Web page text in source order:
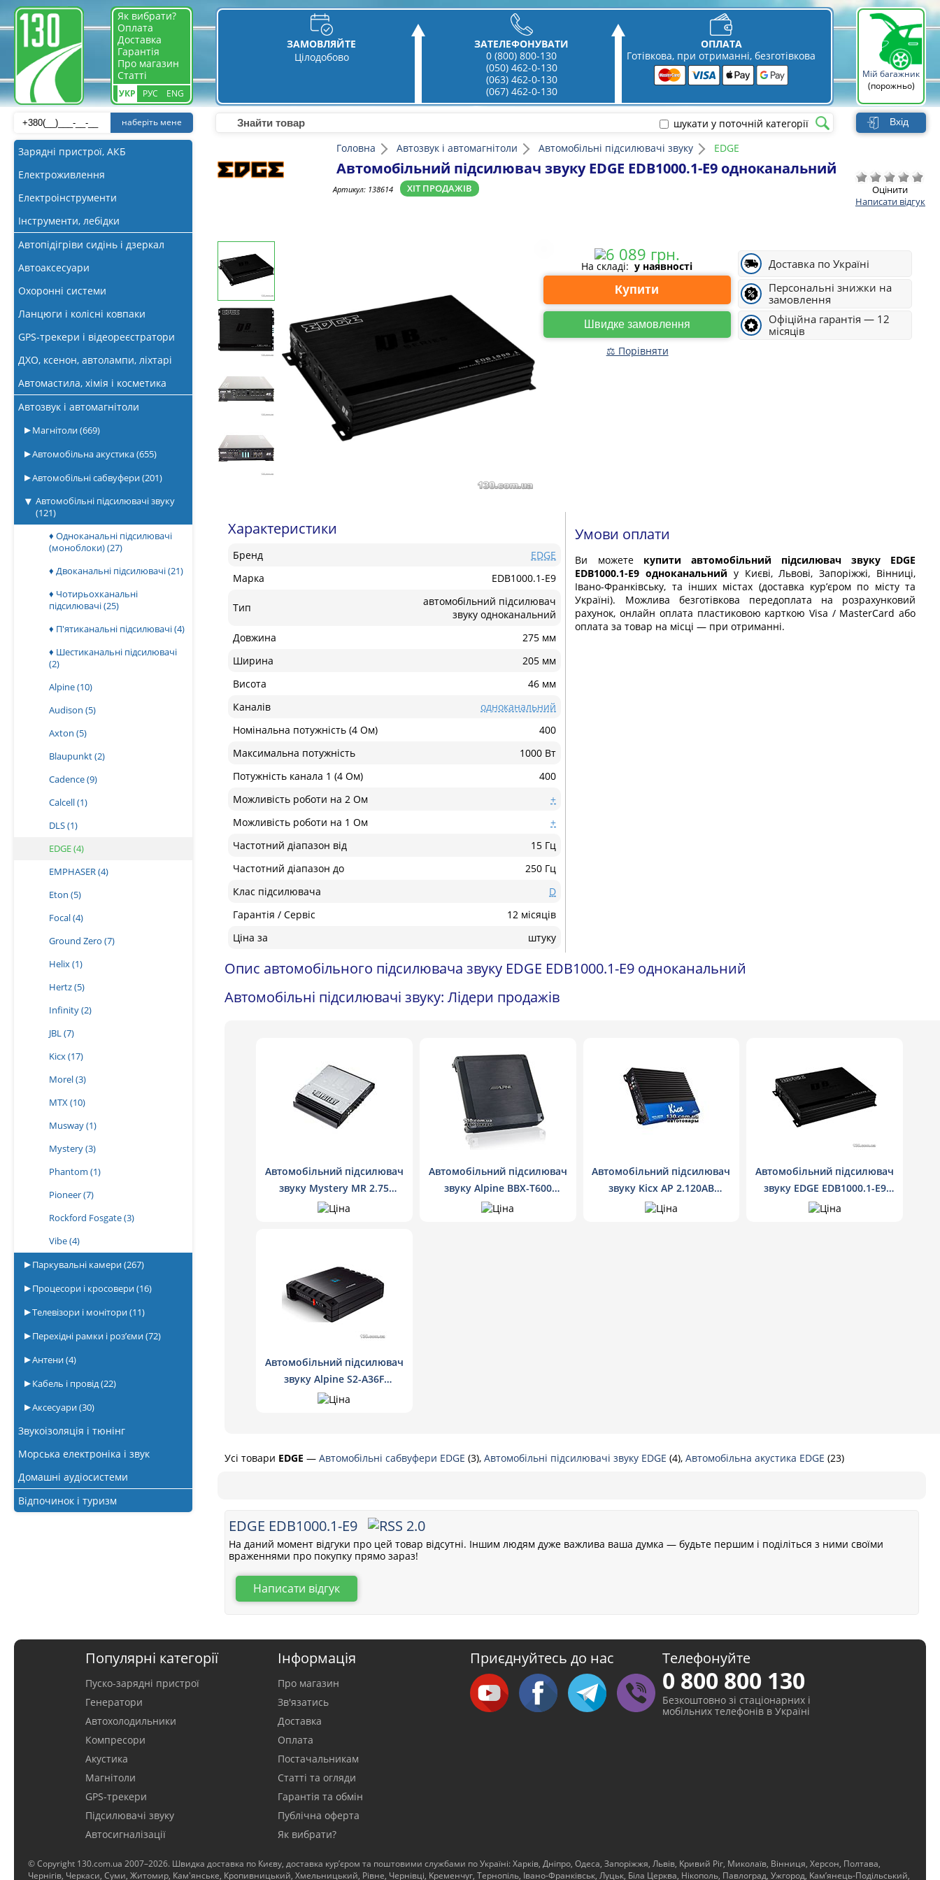
Як вибрати?
Оплата
Доставка
Гарантія
Про магазин
Статті
УКР РУС ENG
наберіть мене
ЗАМОВЛЯЙТЕ
Цілодобово
ЗАТЕЛЕФОНУВАТИ
0 (800) 800-130
(050) 462-0-130
(063) 462-0-130
(067) 462-0-130
ОПЛАТА
Готівкова, при отриманні, безготівкова
шукати у поточній категорії
Мій багажник
(порожньо)
Вхід
Зарядні пристрої, АКБ
Електроживлення
Електроінструменти
Інструменти, лебідки
Автопідігріви сидінь і дзеркал
Автоаксесуари
Охоронні системи
Ланцюги і колісні ковпаки
GPS-трекери і відеореєстратори
ДХО, ксенон, автолампи, ліхтарі
Автомастила, хімія і косметика
Автозвук і автомагнітоли
Магнітоли(669)
Автомобільна акустика(655)
Автомобільні сабвуфери(201)
Автомобільні підсилювачі звуку
(121)
♦ Одноканальні підсилювачі
(моноблоки)(27)
♦ Двоканальні підсилювачі(21)
♦ Чотирьохканальні
підсилювачі(25)
♦ П'ятиканальні підсилювачі(4)
♦ Шестиканальні підсилювачі
(2)
Alpine(10)
Audison (5)
Axton (5)
Blaupunkt(2)
Cadence(9)
Calcell(1)
DLS(1)
EDGE(4)
EMPHASER(4)
Eton (5)
Focal(4)
Ground Zero (7)
Helix(1)
Hertz(5)
Infinity(2)
JBL(7)
Kicx(17)
Morel(3)
MTX(10)
Musway(1)
Mystery(3)
Phantom (1)
Pioneer(7)
Rockford Fosgate(3)
Vibe(4)
Паркувальні камери(267)
Процесори і кросовери(16)
Телевізори і монітори(11)
Перехідні рамки і роз’єми(72)
Антени(4)
Кабель і провід(22)
Аксесуари(30)
Звукоізоляція і тюнінг
Морська електроніка і звук
Домашні аудіосистеми
Відпочинок і туризм
Головна Автозвук і автомагнітоли Автомобільні підсилювачі звуку EDGE
Автомобільний підсилювач звуку EDGE EDB1000.1-E9 одноканальний
Артикул: 138614 ХІТ ПРОДАЖІВ
Оцінити
Написати відгук
На складі:у наявності
Купити
Швидке замовлення
⚖ Порівняти
Доставка по Україні
Персональні знижки на
замовлення
Офіційна гарантія — 12
місяців
Характеристики
Бренд
EDGE
Марка
EDB1000.1-E9
Тип
автомобільний підсилювач
звуку одноканальний
Довжина
275 мм
Ширина
205 мм
Висота
46 мм
Каналів
одноканальний
Номінальна потужність (4 Ом)
400
Максимальна потужність
1000 Вт
Потужність канала 1 (4 Ом)
400
Можливість роботи на 2 Ом
+
Можливість роботи на 1 Ом
+
Частотний діапазон від
15 Гц
Частотний діапазон до
250 Гц
Клас підсилювача
D
Гарантія / Сервіс
12 місяців
Ціна за
штуку
Умови оплати
Ви можете купити автомобільний підсилювач звуку EDGE
EDB1000.1-E9 одноканальний у Києві, Львові, Запоріжжі, Вінниці,
Івано-Франківську, та інших містах (доставка кур’єром по місту та
Україні). Можлива безготівкова передоплата на розрахунковий
рахунок, онлайн оплата пластиковою карткою Visa / MasterCard або
оплата за товар на місці — при отриманні.
Опис автомобільного підсилювача звуку EDGE EDB1000.1-E9 одноканальний
Автомобільні підсилювачі звуку: Лідери продажів
Автомобільний підсилювач
звуку Mystery MR 2.75
двоканальний
Автомобільний підсилювач
звуку Alpine BBX-T600
двоканальний
Автомобільний підсилювач
звуку Kicx AP 2.120AB
двоканальний
Автомобільний підсилювач
звуку EDGE EDB1000.1-E9
одноканальний
Автомобільний підсилювач
звуку Alpine S2-A36F
чотириканальний
Усі товари EDGE — Автомобільні сабвуфери EDGE (3), Автомобільні підсилювачі звуку EDGE (4), Автомобільна акустика EDGE (23)
EDGE EDB1000.1-E9
На даний момент відгуки про цей товар відсутні. Іншим людям дуже важлива ваша думка — будьте першим і поділіться з ними своїми
враженнями про покупку прямо зараз!
Написати відгук
Популярні категорії
Пуско-зарядні пристрої
Генератори
Автохолодильники
Компресори
Акустика
Магнітоли
GPS-трекери
Підсилювачі звуку
Автосигналізації
Інформація
Про магазин
Зв'язатись
Доставка
Оплата
Постачальникам
Статті та огляди
Гарантія та обмін
Публічна оферта
Як вибрати?
Приєднуйтесь до нас Телефонуйте
0 800 800 130
Безкоштовно зі стаціонарних і
мобільних телефонів в Україні
© Copyright 130.com.ua 2007–2026. Швидка доставка по Києву, доставка кур’єром та поштовими службами по Україні: Харків, Дніпро, Одеса, Запоріжжя, Львів, Kривий Ріг, Миколаїв, Вінниця, Херсон, Полтава,
Чернігів, Черкаси, Суми, Житомир, Кам'янське, Кропивницький, Хмельницький, Рівне, Чернівці, Kременчуг, Тернопіль, Івано-Франківськ, Луцьк, Біла Церква, Нікополь, Павлоград, Ужгород, Kам’янець-Подільський,